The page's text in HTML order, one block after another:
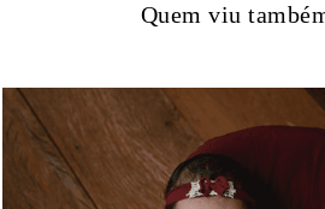
Quem viu